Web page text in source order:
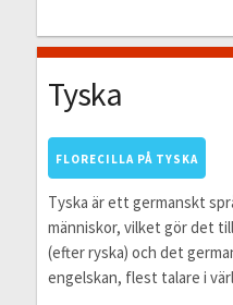
Tyska
FLORECILLA PÅ TYSKA
Tyska är ett germanskt
människor, vilket gör det
(efter ryska) och det
engelskan, flest talare i